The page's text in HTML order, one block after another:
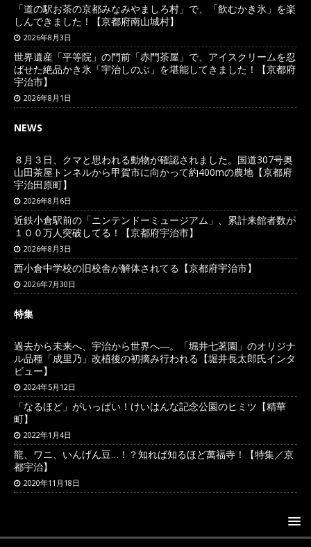
「道の駅お茶の京都みなみやましろ村」で、「飲むかき氷」を楽
しんできました！【京都府南山城村】
2026年8月3日
世界遺産「平等院」の門前「赤門茶屋」で、アイスクリームを忍
ばせた絶品かき氷「宇治しのぶ」を堪能してきました！【京都府
宇治市】
2026年8月1日
NEWS
８月３日、クマと思われる動物が確認されました。国道307号奥
山田茶屋トンネルから甲賀市に向かって約400mの農地【京都府
宇治田原町】
2026年8月6日
近鉄小倉駅前の「ニンテンドーミュージアム」、累計来館者数が
１００万人突破してる！【京都府宇治市】
2026年8月3日
西小倉中学校の旧校舎が解体されてる【京都府宇治市】
2026年7月30日
特集
過去から未来へ、宇治から世界へ―。「堀井七茗園」のオリジナ
ル品種「成里乃」改植後の初摘み行われる【堀井長太郎氏インタ
ビュー】
2024年5月12日
「なるほど」がいっぱい！けいはんな記念公園のヒミツ【精華
町】
2022年1月4日
龍、ワニ、いんげん豆…！？知れば知るほど萬福寺！【特集／京
都宇治】
2020年11月18日